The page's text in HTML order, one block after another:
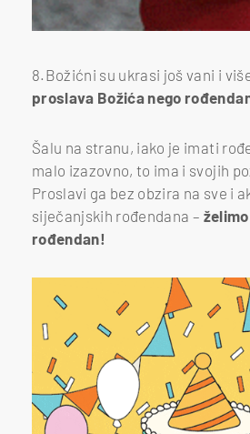
8.Božićni su ukrasi još vani i
proslava Božića nego
Šalu na stranu, iako je imati
malo izazovno, to ima i svojih
Proslavi ga bez obzira na sve i
siječanjskih rođendana –
rođendan!